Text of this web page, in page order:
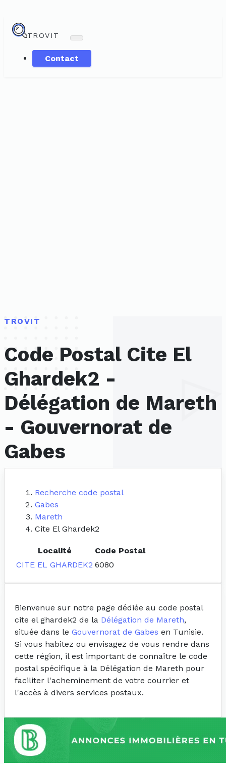
TROVIT
Contact
TROVIT
Code Postal Cite El
Ghardek2 -
Délégation de Mareth
- Gouvernorat de
Gabes
Recherche code postal
Gabes
Mareth
Cite El Ghardek2
Localité
Code Postal
CITE EL GHARDEK2 6080
Bienvenue sur notre page dédiée au code postal
cite el ghardek2 de la Délégation de Mareth,
située dans le Gouvernorat de Gabes en Tunisie.
Si vous habitez ou envisagez de vous rendre dans
cette région, il est important de connaître le code
postal spécifique à la Délégation de Mareth pour
faciliter l'acheminement de votre courrier et
l'accès à divers services postaux.